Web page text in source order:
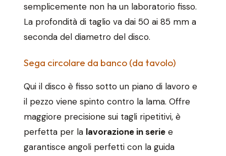
semplicemente non ha un laboratorio fisso.
La profondità di taglio va dai 50 ai 85 mm a
seconda del diametro del disco.
Sega circolare da banco (da tavolo)
Qui il disco è fisso sotto un piano di lavoro e
il pezzo viene spinto contro la lama. Offre
maggiore precisione sui tagli ripetitivi, è
perfetta per la lavorazione in serie e
garantisce angoli perfetti con la guida